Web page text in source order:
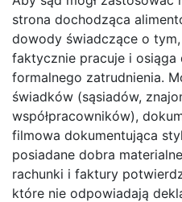
strona dochodząca
dowody świadczące o
faktycznie pracuje i osiąga
formalnego zatrudnienia.
świadków (sąsiadów,
współpracowników),
filmowa dokumentująca
posiadane dobra
rachunki i faktury
które nie odpowiadają